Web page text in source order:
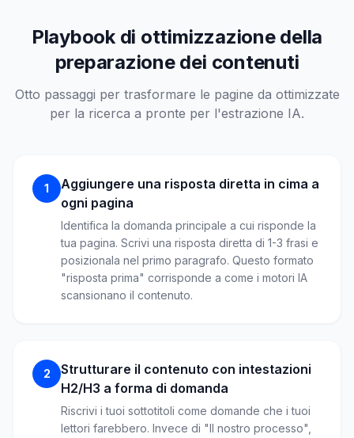
Playbook di ottimizzazione della
preparazione dei contenuti
Otto passaggi per trasformare le pagine da ottimizzate
per la ricerca a pronte per l'estrazione IA.
1
Aggiungere una risposta diretta in cima a
ogni pagina
Identifica la domanda principale a cui risponde la
tua pagina. Scrivi una risposta diretta di 1-3 frasi e
posizionala nel primo paragrafo. Questo formato
"risposta prima" corrisponde a come i motori IA
scansionano il contenuto.
2
Strutturare il contenuto con intestazioni
H2/H3 a forma di domanda
Riscrivi i tuoi sottotitoli come domande che i tuoi
lettori farebbero. Invece di "Il nostro processo",